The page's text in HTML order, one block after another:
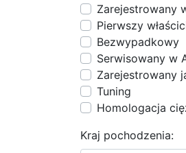
Zarejestrowany
Pierwszy
Bezwypadkowy
Serwisowany w
Zarejestrowany
Tuning
Homologacja
Kraj pochodzenia: